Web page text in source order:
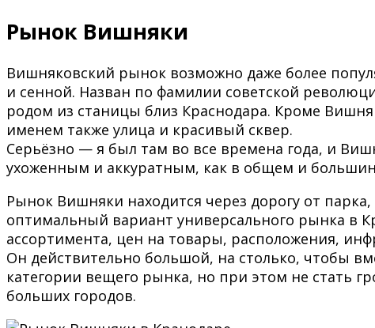
Рынок Вишняки
Вишняковский рынок возможно даже более
и сенной. Назван по фамилии советской
родом из станицы близ Краснодара. Кроме
именем также улица и красивый сквер.
Серьёзно — я был там во все времена года, и
ухоженным и аккуратным, как в общем и
Рынок Вишняки находится через дорогу от
оптимальный вариант универсального рынка в
ассортимента, цен на товары, расположения,
Он действительно большой, на столько, чтобы
категории вещего рынка, но при этом не стать
больших городов.